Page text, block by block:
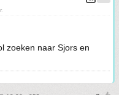
zoeken naar Sjors en